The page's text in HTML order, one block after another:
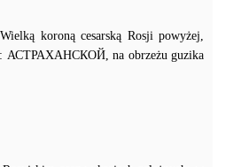
koroną cesarską Rosji powyżej,
АСТРАХАНСКОЙ, na obrzeżu guzika